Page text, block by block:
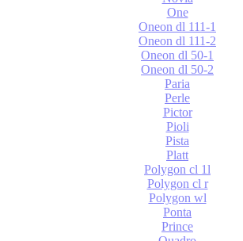
One
Oneon dl 111-1
Oneon dl 111-2
Oneon dl 50-1
Oneon dl 50-2
Paria
Perle
Pictor
Pioli
Pista
Platt
Polygon cl 1l
Polygon cl r
Polygon wl
Ponta
Prince